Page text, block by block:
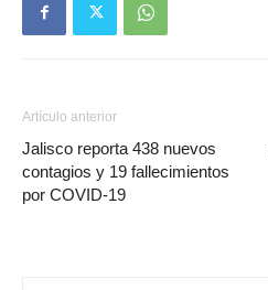
Artículo anterior
Jalisco reporta 438 nuevos
contagios y 19 fallecimientos
por COVID-19